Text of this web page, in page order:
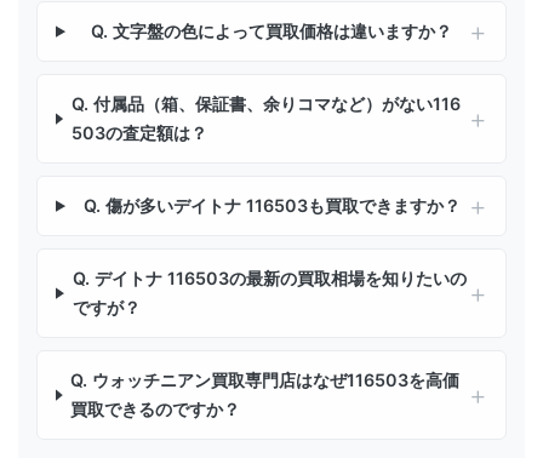
Q. 文字盤の色によって買取価格は違いますか？
Q. 付属品（箱、保証書、余りコマなど）がない116
503の査定額は？
Q. 傷が多いデイトナ 116503も買取できますか？
Q. デイトナ 116503の最新の買取相場を知りたいの
ですが？
Q. ウォッチニアン買取専門店はなぜ116503を高価
買取できるのですか？